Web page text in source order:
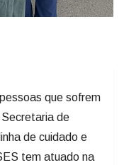
que sofrem
de
de cuidado e
tem atuado na